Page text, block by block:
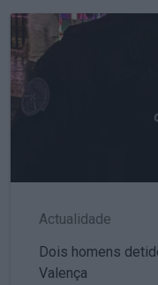
Actualidade
Dois homens
Valença